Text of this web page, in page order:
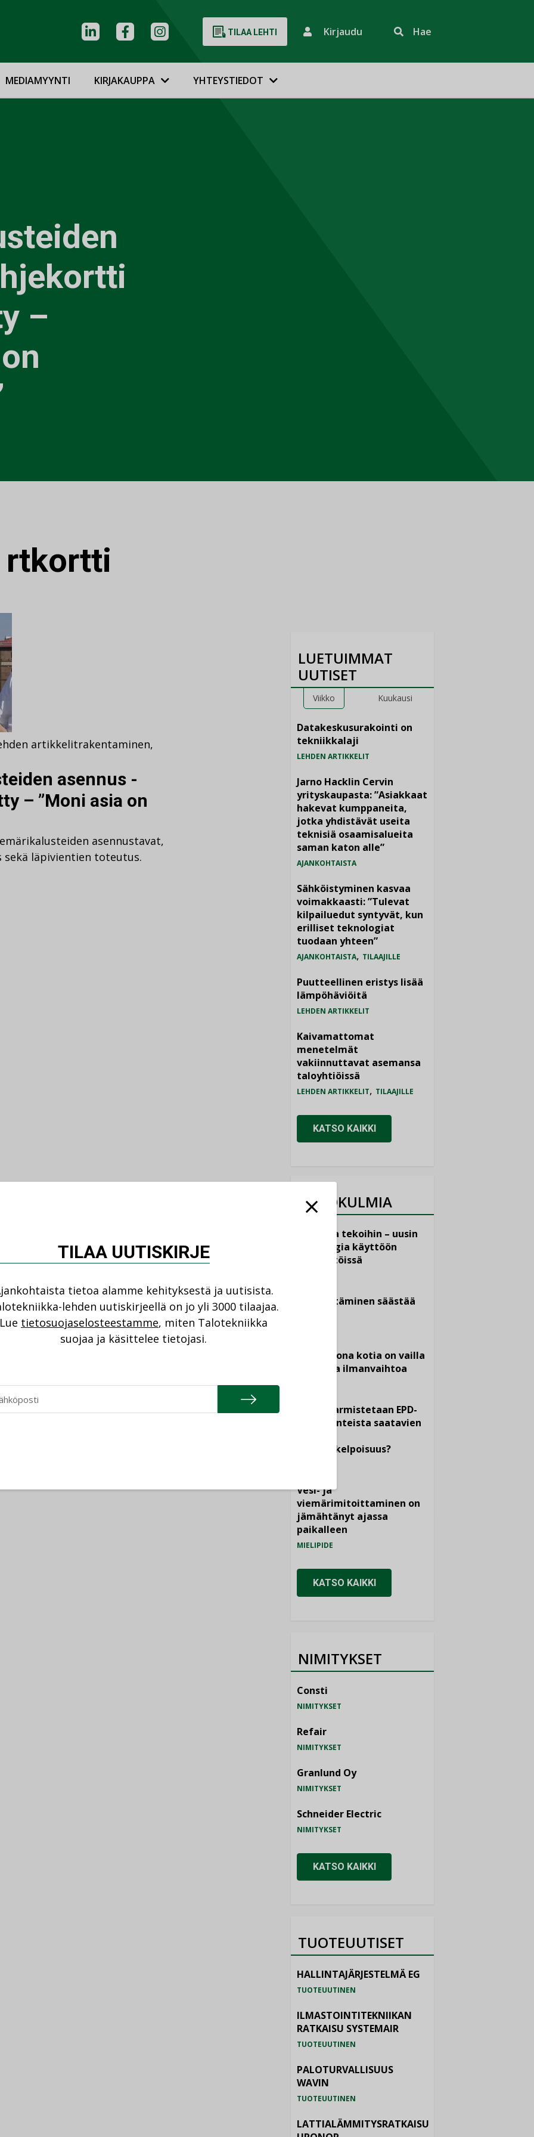
TILAA LEHTI Kirjaudu Hae
MEDIAMYYNTI KIRJAKAUPPA YHTEYSTIEDOT
–
rtkortti
artikkelitrakentaminen,
asennus‍ -
– ”Moni asia on
asennustavat,
läpivientien toteutus.
LUETUIMMAT
UUTISET
Viikko Kuukausi
Datakeskusurakointi on
tekniikkalaji
LEHDEN ARTIKKELIT
Jarno Hacklin Cervin
yrityskaupasta: ”Asiakkaat
hakevat kumppaneita,
jotka yhdistävät useita
teknisiä osaamisalueita
saman katon alle”
AJANKOHTAISTA
Sähköistyminen kasvaa
voimakkaasti: ”Tulevat
kilpailuedut syntyvät, kun
erilliset teknologiat
tuodaan yhteen”
AJANKOHTAISTA, TILAAJILLE
Puutteellinen eristys lisää
lämpöhäviöitä
LEHDEN ARTIKKELIT
Kaivamattomat
menetelmät
vakiinnuttavat asemansa
taloyhtiöissä
LEHDEN ARTIKKELIT, TILAAJILLE
KATSO KAIKKI
NÄKÖKULMIA
Puheista tekoihin – uusin
teknologia käyttöön
kiinteistöissä
Sähköistäminen säästää
Yli miljoona kotia on vailla
toimivaa ilmanvaihtoa
Miten varmistetaan EPD-
dokumenteista saatavien
vertailukelpoisuus?
Vesi- ja
viemärimitoittaminen on
jämähtänyt ajassa
paikalleen
MIELIPIDE
KATSO KAIKKI
NIMITYKSET
Consti
NIMITYKSET
Refair
NIMITYKSET
Granlund Oy
NIMITYKSET
Schneider Electric
NIMITYKSET
KATSO KAIKKI
TUOTEUUTISET
HALLINTAJÄRJESTELMÄ EG
TUOTEUUTINEN
ILMASTOINTITEKNIIKAN
RATKAISU SYSTEMAIR
TUOTEUUTINEN
PALOTURVALLISUUS
WAVIN
TUOTEUUTINEN
LATTIALÄMMITYSRATKAISU
TILAA UUTISKIRJE
tietoa alamme kehityksestä ja uutisista.
lehden uutiskirjeellä on jo yli 3000 tilaajaa.
Lue tietosuojaselosteestamme, miten Talotekniikka
suojaa ja käsittelee tietojasi.